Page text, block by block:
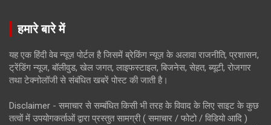
हमारे बारे में
यह एक हिंदी वेब न्यूज़ पोर्टल है जिसमें ब्रेकिंग न्यूज़ के अलावा राजनीति, प्रशासन,
ट्रेंडिंग न्यूज, बॉलीवुड, खेल जगत, लाइफस्टाइल, बिजनेस, सेहत, ब्यूटी, रोजगार
तथा टेक्नोलॉजी से संबंधित खबरें पोस्ट की जाती है।
Disclaimer - समाचार से सम्बंधित किसी भी तरह के विवाद के लिए साइट के कुछ
तत्वों में उपयोगकर्ताओं द्वारा प्रस्तुत सामग्री ( समाचार / फोटो / विडियो आदि )